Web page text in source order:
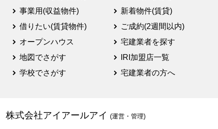
事業用(収益物件)
借りたい(賃貸物件)
オープンハウス
地図でさがす
学校でさがす
新着物件(賃貸)
ご成約(2週間以内)
宅建業者を探す
IRI加盟店一覧
宅建業者の方へ
株式会社アイアールアイ (運営・管理)